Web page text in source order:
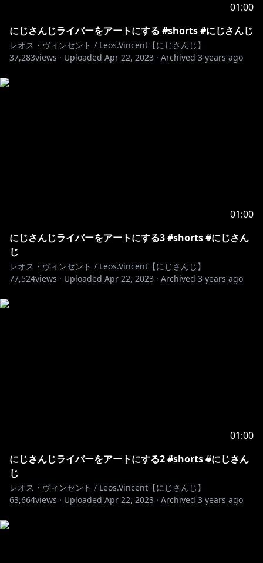
ｰｰｰｰｰｰｰｰｰｰｰｰｰｰｰｰｰｰｰｰｰｰｰｰｰｰｰｰｰｰｰｰｰｰｰｰｰｰｰｰｰｰｰｰｰｰｰｰｰｰ
ｰｰｰｰｰｰｰｰｰｰｰ
https://www.nijisanji.jp/contact
https://twitter.com/Nijisanji_app
01:00
にじさんじライバーをアートにする #shorts #にじさんじ
レオス・ヴィンセント / Leos.Vincent【にじさんじ】
37,283views · Uploaded Apr 22, 2023 · Archived 3 years ago
01:00
にじさんじライバーをアートにする3 #shorts #にじさん
じ
レオス・ヴィンセント / Leos.Vincent【にじさんじ】
77,524views · Uploaded Apr 22, 2023 · Archived 3 years ago
01:00
にじさんじライバーをアートにする2 #shorts #にじさん
じ
レオス・ヴィンセント / Leos.Vincent【にじさんじ】
63,664views · Uploaded Apr 22, 2023 · Archived 3 years ago